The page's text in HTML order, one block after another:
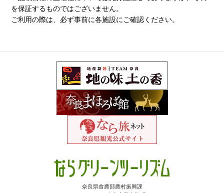
を保証するものではございません。
ご利用の際は、必ず事前に各施設にご確認ください。
奈良県食農部農村振興課